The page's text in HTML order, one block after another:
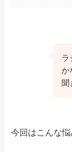
ラ
か
聞
今回はこんな悩